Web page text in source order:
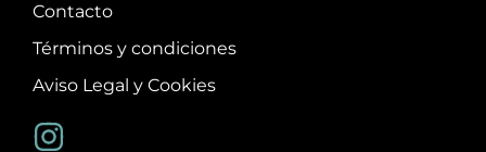
Contacto
Términos y condiciones
Aviso Legal y Cookies